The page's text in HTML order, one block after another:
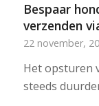
Bespaar
verzenden
22 november,
Het opsturen
steeds